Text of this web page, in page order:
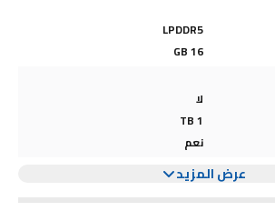
LPDDR5
16 GB
لا
1 TB
نعم
عرض المزيد